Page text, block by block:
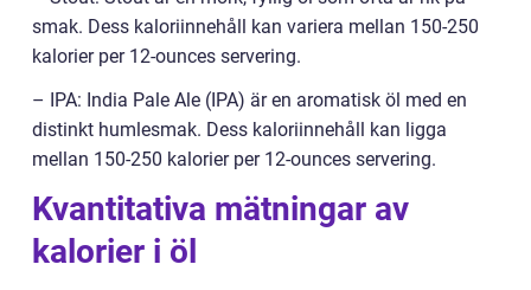
smak. Dess kaloriinnehåll kan variera mellan 150-250
kalorier per 12-ounces servering.
– IPA: India Pale Ale (IPA) är en aromatisk öl med en
distinkt humlesmak. Dess kaloriinnehåll kan ligga
mellan 150-250 kalorier per 12-ounces servering.
Kvantitativa mätningar av
kalorier i öl